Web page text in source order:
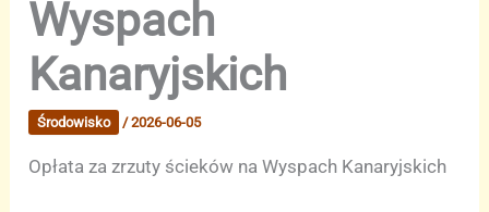
Wyspach
Kanaryjskich
Środowisko /2026-06-05
Opłata za zrzuty ścieków na Wyspach Kanaryjskich